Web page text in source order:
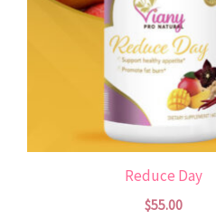
Reduce Day
$55.00